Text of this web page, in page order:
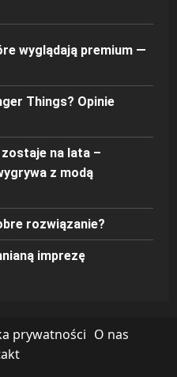
wyglądają premium —
Things? Opinie
na lata –
z modą
rozwiązanie?
imprezę
prywatności O nas